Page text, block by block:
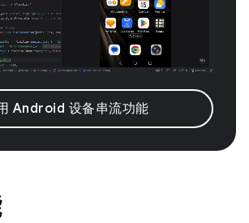
Android 设备串流功能